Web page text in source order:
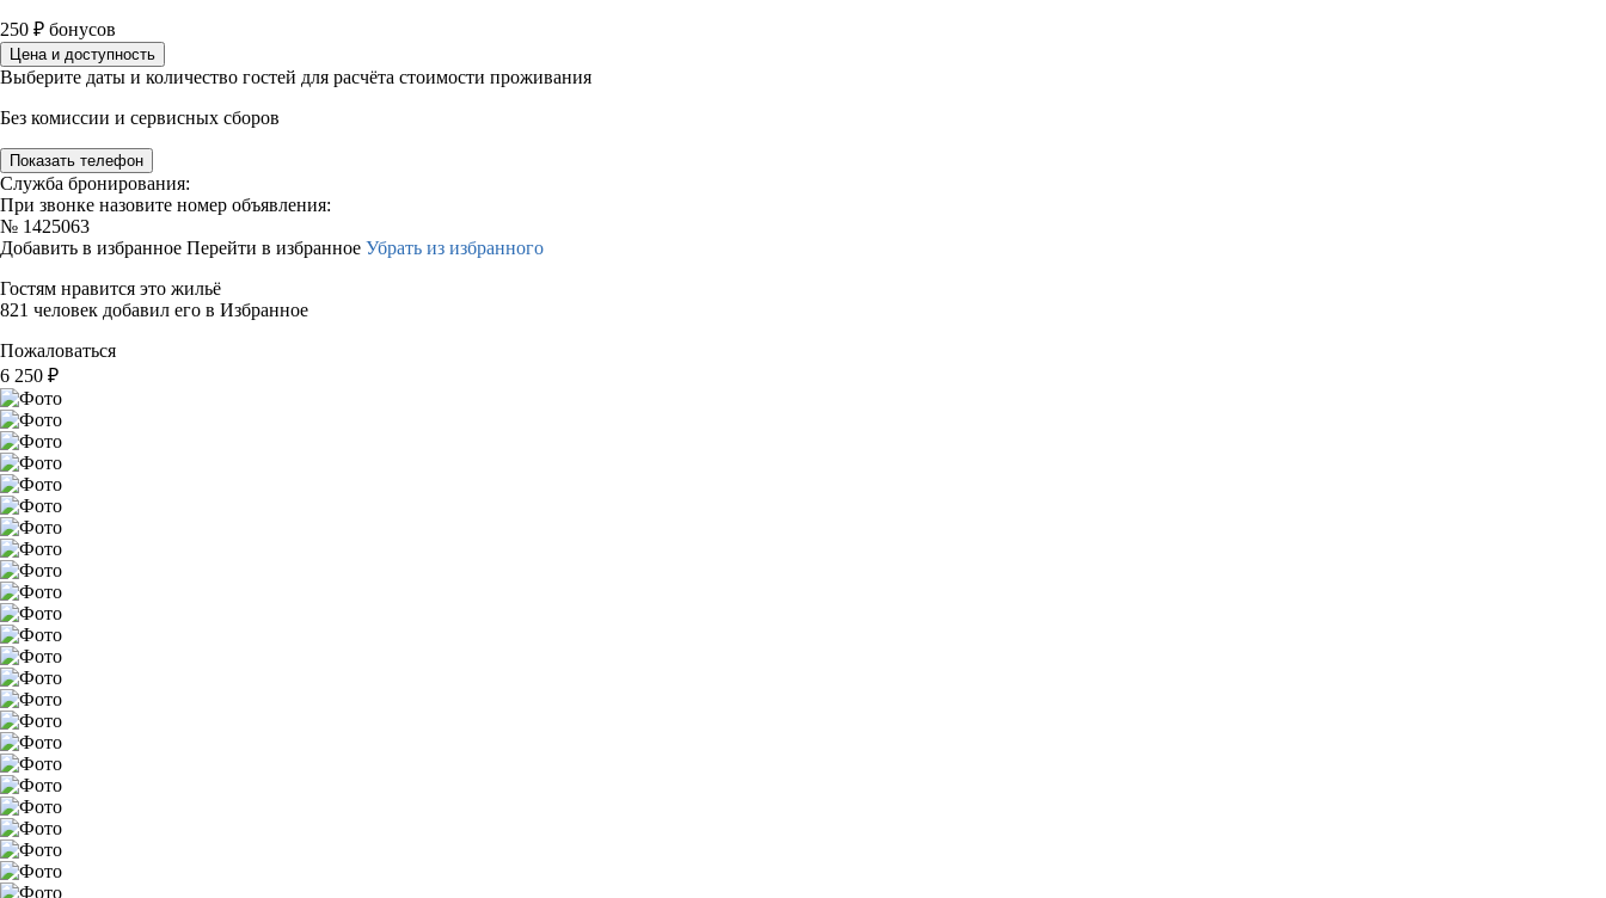
250 ₽ бонусов
Цена и доступность
Выберите даты и количество гостей для расчёта стоимости проживания
Без комиссии и сервисных сборов
Показать телефон
Служба бронирования:
При звонке назовите номер объявления:
№ 1425063
Добавить в избранное Перейти в избранное Убрать из избранного
Гостям нравится это жильё
821 человек добавил его в Избранное
Пожаловаться
6 250 ₽